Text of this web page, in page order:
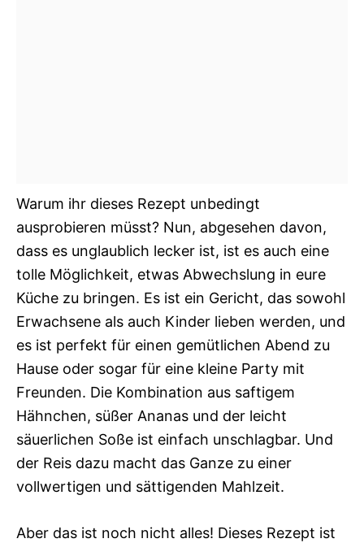
Warum ihr dieses Rezept unbedingt
ausprobieren müsst? Nun, abgesehen davon,
dass es unglaublich lecker ist, ist es auch eine
tolle Möglichkeit, etwas Abwechslung in eure
Küche zu bringen. Es ist ein Gericht, das sowohl
Erwachsene als auch Kinder lieben werden, und
es ist perfekt für einen gemütlichen Abend zu
Hause oder sogar für eine kleine Party mit
Freunden. Die Kombination aus saftigem
Hähnchen, süßer Ananas und der leicht
säuerlichen Soße ist einfach unschlagbar. Und
der Reis dazu macht das Ganze zu einer
vollwertigen und sättigenden Mahlzeit.
Aber das ist noch nicht alles! Dieses Rezept ist